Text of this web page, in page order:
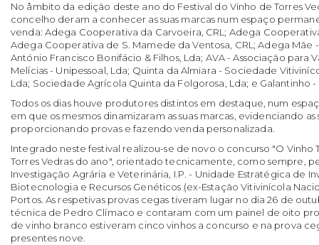
No âmbito da edição deste ano do Festival do Vinho de Torres
concelho deram a conhecer as suas marcas num espaço
venda: Adega Cooperativa da Carvoeira, CRL; Adega
Adega Cooperativa de S. Mamede da Ventosa, CRL; Adega Mãe
António Francisco Bonifácio & Filhos, Lda; AVA - Associação para
Melícias - Unipessoal, Lda; Quinta da Almiara - Sociedade
Lda; Sociedade Agrícola Quinta da Folgorosa, Lda; e Galantinho -
Todos os dias houve produtores distintos em destaque, num
em que os mesmos dinamizaram as suas marcas, evidenciando as
proporcionando provas e fazendo venda personalizada.
Integrado neste festival realizou-se de novo o concurso "O Vinho
Torres Vedras do ano", orientado tecnicamente, como sempre,
Investigação Agrária e Veterinária, I.P. - Unidade Estratégica de
Biotecnologia e Recursos Genéticos (ex-Estação Vitivinícola
Portos. As respetivas provas cegas tiveram lugar no dia 26 de
técnica de Pedro Clímaco e contaram com um painel de oito
de vinho branco estiveram cinco vinhos a concurso e na prova
presentes nove.